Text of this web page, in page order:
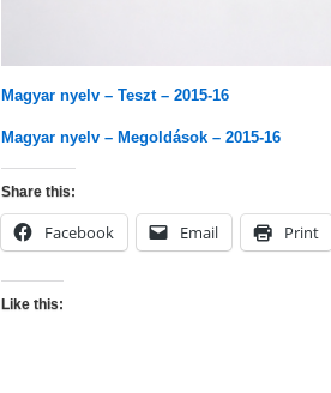
Magyar nyelv – Teszt – 2015-16
Magyar nyelv – Megoldások – 2015-16
Share this:
Facebook Email Print
Like this: